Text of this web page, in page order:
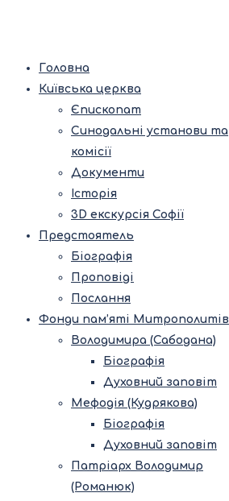
Головна
Київська церква
Єпископат
Синодальні установи та
комісії
Документи
Історія
3D екскурсія Софії
Предстоятель
Біографія
Проповіді
Послання
Фонди пам’яті Митрополитів
Володимира (Сабодана)
Біографія
Духовний заповіт
Мефодія (Кудрякова)
Біографія
Духовний заповіт
Патріарх Володимир
(Романюк)